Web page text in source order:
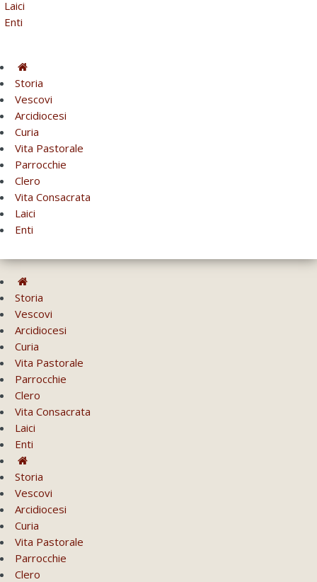
Laici
Enti
Storia
Vescovi
Arcidiocesi
Curia
Vita Pastorale
Parrocchie
Clero
Vita Consacrata
Laici
Enti
Storia
Vescovi
Arcidiocesi
Curia
Vita Pastorale
Parrocchie
Clero
Vita Consacrata
Laici
Enti
Storia
Vescovi
Arcidiocesi
Curia
Vita Pastorale
Parrocchie
Clero